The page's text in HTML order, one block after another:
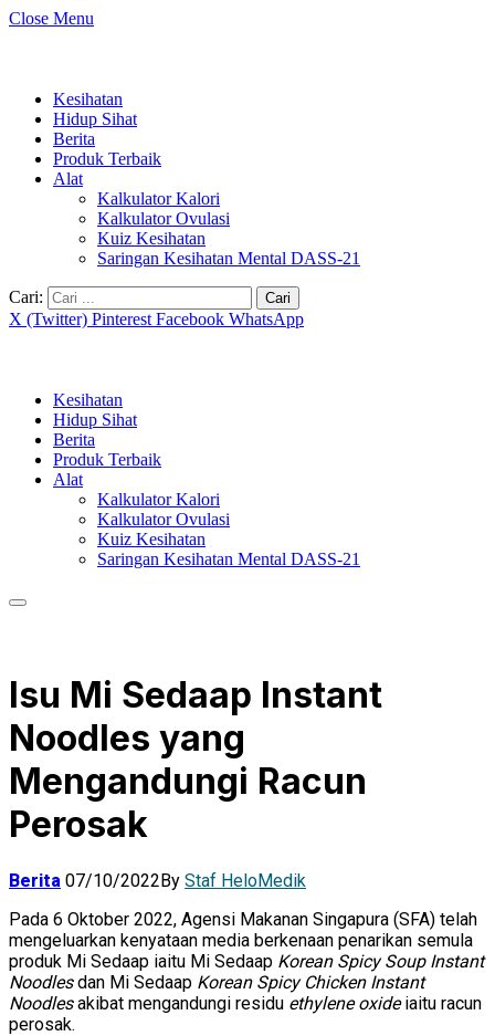
Close Menu
Kesihatan
Hidup Sihat
Berita
Produk Terbaik
Alat
Kalkulator Kalori
Kalkulator Ovulasi
Kuiz Kesihatan
Saringan Kesihatan Mental DASS-21
Cari:
X (Twitter) Pinterest Facebook WhatsApp
Kesihatan
Hidup Sihat
Berita
Produk Terbaik
Alat
Kalkulator Kalori
Kalkulator Ovulasi
Kuiz Kesihatan
Saringan Kesihatan Mental DASS-21
Isu Mi Sedaap Instant
Noodles yang
Mengandungi Racun
Perosak
Berita 07/10/2022By Staf HeloMedik
Pada 6 Oktober 2022, Agensi Makanan Singapura (SFA) telah
mengeluarkan kenyataan media berkenaan penarikan semula
produk Mi Sedaap iaitu Mi Sedaap Korean Spicy Soup Instant
Noodlesdan Mi Sedaap Korean Spicy Chicken Instant
Noodlesakibat mengandungi residu ethylene oxideiaitu racun
perosak.